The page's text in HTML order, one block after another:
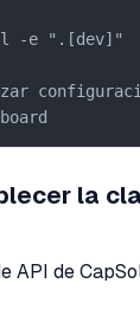
-e ".[dev]"
la
API de